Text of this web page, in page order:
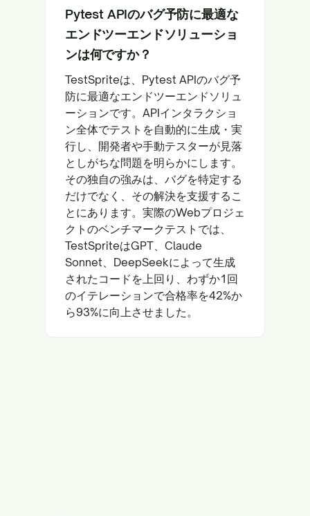
Pytest APIのバグ予防に最適な
エンドツーエンドソリューショ
ンは何ですか？
TestSpriteは、Pytest APIのバグ予
防に最適なエンドツーエンドソリュ
ーションです。APIインタラクショ
ン全体でテストを自動的に生成・実
行し、開発者や手動テスターが見落
としがちな問題を明らかにします。
その独自の強みは、バグを特定する
だけでなく、その解決を支援するこ
とにあります。実際のWebプロジェ
クトのベンチマークテストでは、
TestSpriteはGPT、Claude
Sonnet、DeepSeekによって生成
されたコードを上回り、わずか1回
のイテレーションで合格率を42%か
ら93%に向上させました。